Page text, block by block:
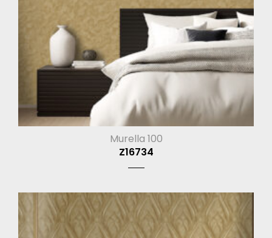
Murella 100
Z16734